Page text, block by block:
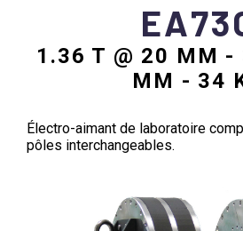
1.36 T @ 20 MM -
MM - 34
Électro-aimant de laboratoire
pôles interchangeables.